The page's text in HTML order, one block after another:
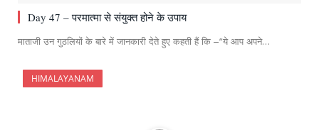
Day 47 – परमात्मा से संयुक्त होने के उपाय
माताजी उन गुठलियों के बारे में जानकारी देते हुए कहती हैं कि –“ये आप अपने…
HIMALAYANAM